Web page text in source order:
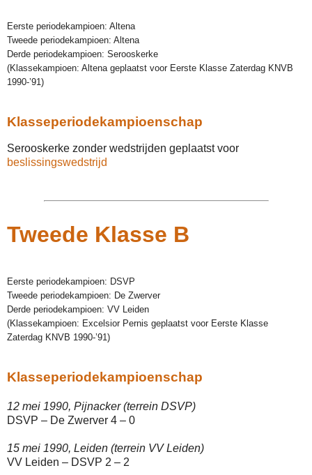
Eerste periodekampioen: Altena
Tweede periodekampioen: Altena
Derde periodekampioen: Serooskerke
(Klassekampioen: Altena geplaatst voor Eerste Klasse Zaterdag KNVB
1990-’91)
Klasseperiodekampioenschap
Serooskerke zonder wedstrijden geplaatst voor
beslissingswedstrijd
Tweede Klasse B
Eerste periodekampioen: DSVP
Tweede periodekampioen: De Zwerver
Derde periodekampioen: VV Leiden
(Klassekampioen: Excelsior Pernis geplaatst voor Eerste Klasse
Zaterdag KNVB 1990-’91)
Klasseperiodekampioenschap
12 mei 1990, Pijnacker (terrein DSVP)
DSVP – De Zwerver 4 – 0
15 mei 1990, Leiden (terrein VV Leiden)
VV Leiden – DSVP 2 – 2